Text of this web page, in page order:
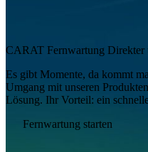
CARAT Fernwartung Direkter
Es gibt Momente, da kommt
Umgang mit unseren
Lösung. Ihr Vorteil: ein
Fernwartung starten